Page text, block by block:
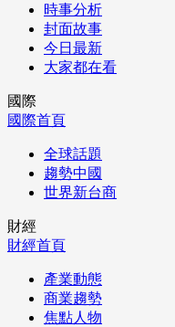
時事分析
封面故事
今日最新
大家都在看
國際
國際首頁
全球話題
趨勢中國
世界新台商
財經
財經首頁
產業動態
商業趨勢
焦點人物